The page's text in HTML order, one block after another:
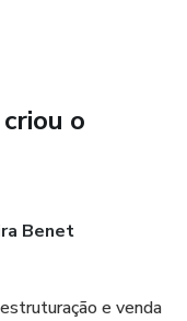
VENDA (Vender
incorporar esse
gerar um FLUXO
o
Benet
e venda